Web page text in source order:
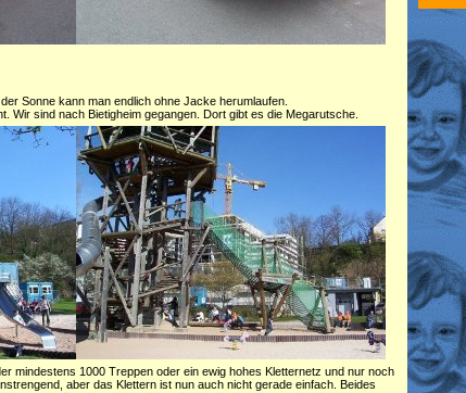
Sonne kann man endlich ohne Jacke herumlaufen.
Wir sind nach Bietigheim gegangen. Dort gibt es die Megarutsche.
mindestens 1000 Treppen oder ein ewig hohes Kletternetz und nur noch
aber das Klettern ist nun auch nicht gerade einfach. Beides